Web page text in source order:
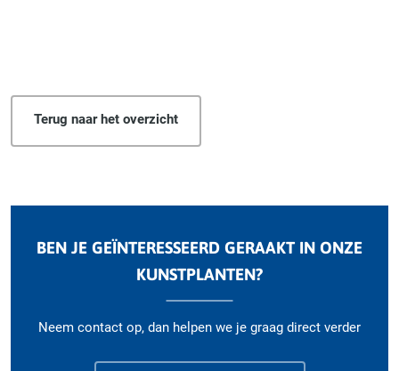
Terug naar het overzicht
BEN JE GEÏNTERESSEERD GERAAKT IN ONZE
KUNSTPLANTEN?
Neem contact op, dan helpen we je graag direct verder